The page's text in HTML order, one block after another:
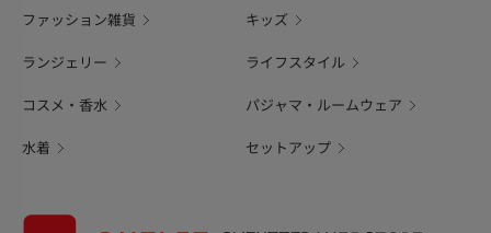
ファッション雑貨 キッズ
ランジェリー ライフスタイル
コスメ・香水 パジャマ・ルームウェア
水着 セットアップ